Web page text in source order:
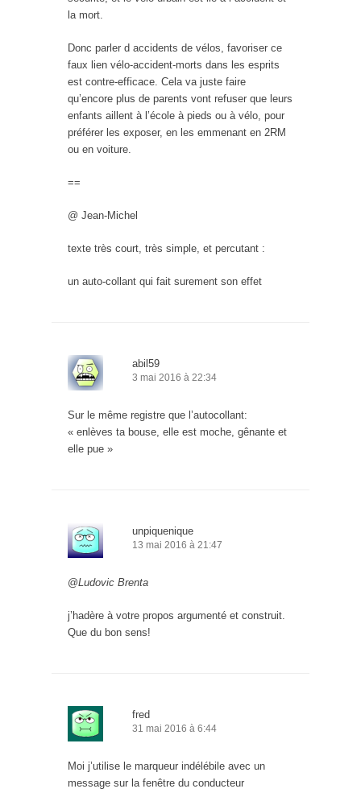
la mort.
Donc parler d accidents de vélos, favoriser ce
faux lien vélo-accident-morts dans les esprits
est contre-efficace. Cela va juste faire
qu’encore plus de parents vont refuser que leurs
enfants aillent à l’école à pieds ou à vélo, pour
préférer les exposer, en les emmenant en 2RM
ou en voiture.
==
@ Jean-Michel
texte très court, très simple, et percutant :
un auto-collant qui fait surement son effet
abil59
3 mai 2016 à 22:34
Sur le même registre que l’autocollant:
« enlèves ta bouse, elle est moche, gênante et
elle pue »
unpiquenique
13 mai 2016 à 21:47
@Ludovic Brenta
j’hadère à votre propos argumenté et construit.
Que du bon sens!
fred
31 mai 2016 à 6:44
Moi j’utilise le marqueur indélébile avec un
message sur la fenêtre du conducteur